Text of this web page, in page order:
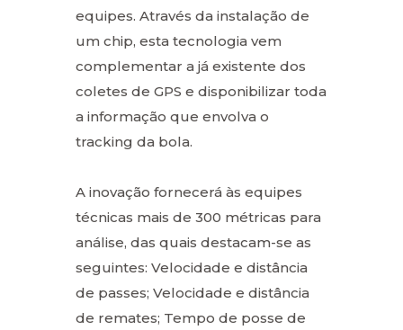
equipes. Através da instalação de
um chip, esta tecnologia vem
complementar a já existente dos
coletes de GPS e disponibilizar toda
a informação que envolva o
tracking da bola.
A inovação fornecerá às equipes
técnicas mais de 300 métricas para
análise, das quais destacam-se as
seguintes: Velocidade e distância
de passes; Velocidade e distância
de remates; Tempo de posse de